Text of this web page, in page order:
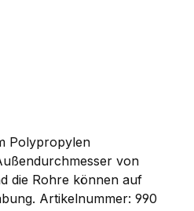
Polypropylen
von
die Rohre können auf
Artikelnummer: 990